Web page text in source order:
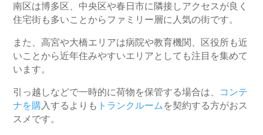
南区は博多区、中央区や春日市に隣接しアクセスが良く
住宅街も多いことからファミリー層に人気の街です。
また、高宮や大橋エリアは病院や教育機関、区役所も近
いことから近年住みやすいエリアとしても注目を集めて
います。
引っ越しなどで一時的に荷物を保管する場合は、 コンテ
ナを購入するよりも トランクルーム を契約する方がおス
スメです。